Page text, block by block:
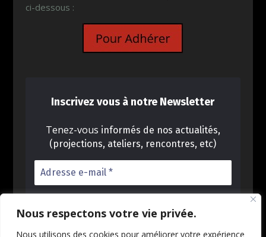
Nous respectons votre vie privée.
Nous utilisons des cookies pour améliorer votre expérience
ci-dessous :
Inscrivez vous à notre Newsletter
Tenez-vous informés de nos actualités,
(projections, ateliers, rencontres, etc)